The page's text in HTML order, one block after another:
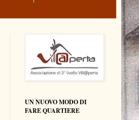
UN NUOVO MODO DI
FARE QUARTIERE